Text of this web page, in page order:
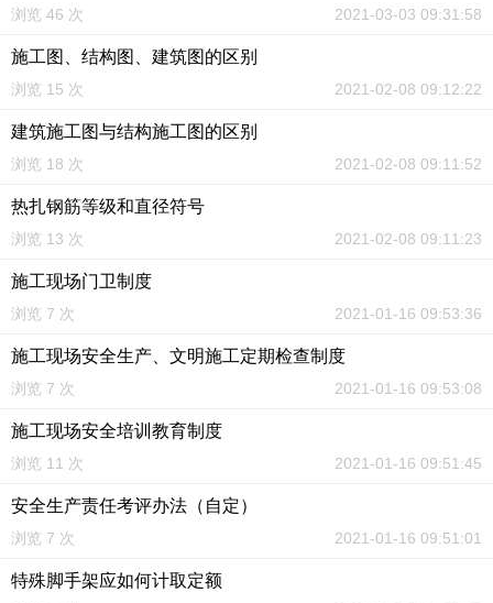
浏览 46 次 2021-03-03 09:31:58
施工图、结构图、建筑图的区别
浏览 15 次 2021-02-08 09:12:22
建筑施工图与结构施工图的区别
浏览 18 次 2021-02-08 09:11:52
热扎钢筋等级和直径符号
浏览 13 次 2021-02-08 09:11:23
施工现场门卫制度
浏览 7 次 2021-01-16 09:53:36
施工现场安全生产、文明施工定期检查制度
浏览 7 次 2021-01-16 09:53:08
施工现场安全培训教育制度
浏览 11 次 2021-01-16 09:51:45
安全生产责任考评办法（自定）
浏览 7 次 2021-01-16 09:51:01
特殊脚手架应如何计取定额